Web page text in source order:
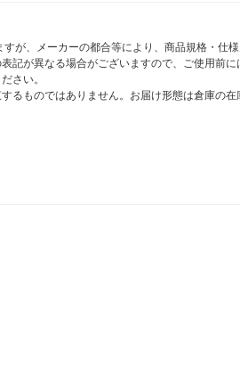
が、メーカーの都合等により、商品規格・仕
記が異なる場合がございますので、ご使用前
さい。
るものではありません。お届け形態は倉庫の